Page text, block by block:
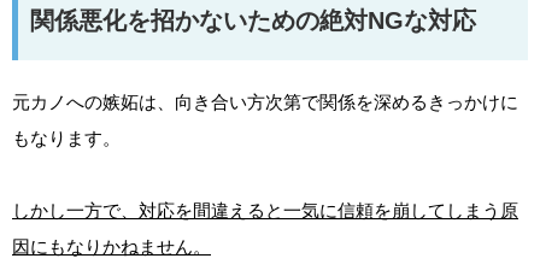
関係悪化を招かないための絶対NGな対応
元カノへの嫉妬は、向き合い方次第で関係を深めるきっかけに
もなります。
しかし一方で、対応を間違えると一気に信頼を崩してしまう原
因にもなりかねません。